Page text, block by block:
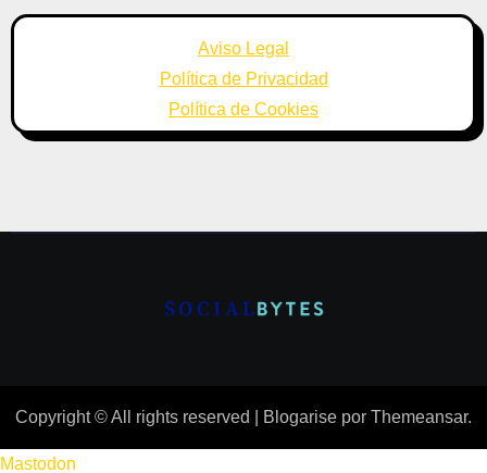
Aviso Legal
Política de Privacidad
Política de Cookies
Copyright © All rights reserved Blogarise por Themeansar.
Mastodon